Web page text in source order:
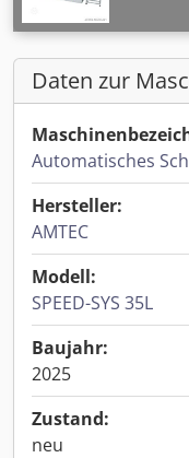
Daten zur
Automatisches
Hersteller:
AMTEC
Modell:
SPEED-SYS 35L
Baujahr:
2025
Zustand:
neu